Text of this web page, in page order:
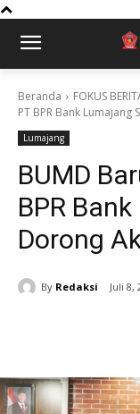
Beranda FOKUS
PT BPR Bank
Lumajang
BUMD
BPR
Dorong
By Redaksi Juli 8,